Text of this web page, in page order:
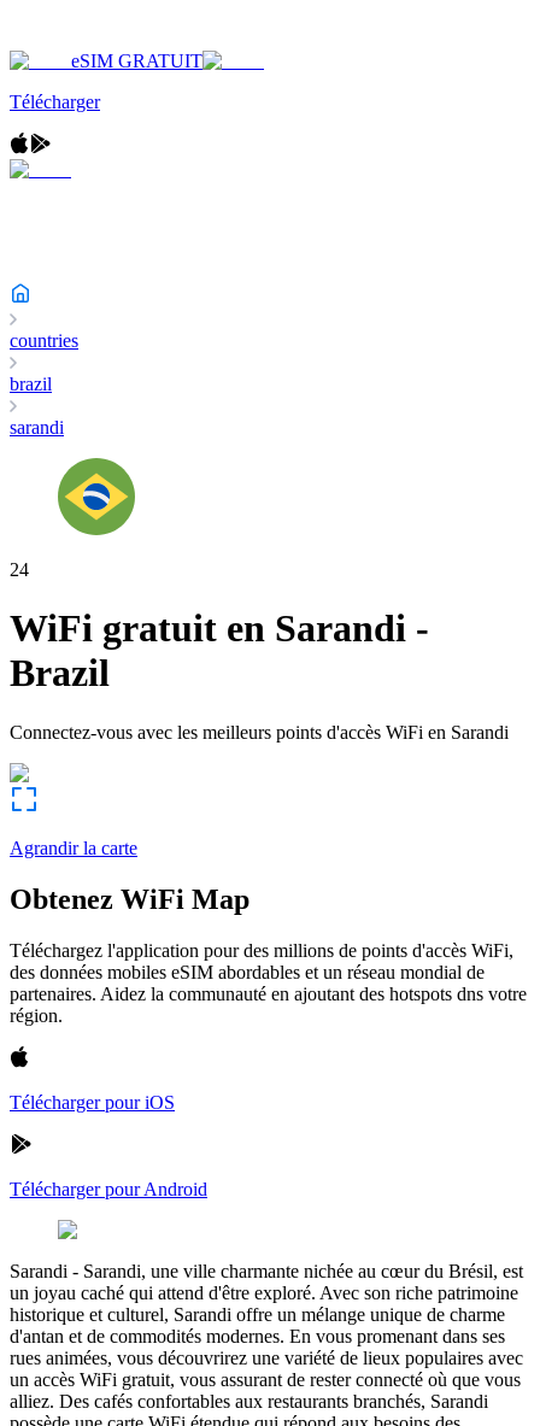
eSIM GRATUIT
Télécharger
countries
brazil
sarandi
24
WiFi gratuit en Sarandi -
Brazil
Connectez-vous avec les meilleurs points d'accès WiFi en Sarandi
Agrandir la carte
Obtenez WiFi Map
Téléchargez l'application pour des millions de points d'accès WiFi,
des données mobiles eSIM abordables et un réseau mondial de
partenaires. Aidez la communauté en ajoutant des hotspots dns votre
région.
Télécharger pour iOS
Télécharger pour Android
Sarandi - Sarandi, une ville charmante nichée au cœur du Brésil, est
un joyau caché qui attend d'être exploré. Avec son riche patrimoine
historique et culturel, Sarandi offre un mélange unique de charme
d'antan et de commodités modernes. En vous promenant dans ses
rues animées, vous découvrirez une variété de lieux populaires avec
un accès WiFi gratuit, vous assurant de rester connecté où que vous
alliez. Des cafés confortables aux restaurants branchés, Sarandi